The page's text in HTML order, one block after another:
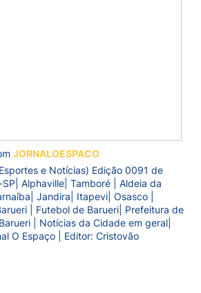
JORNALOESPACO
e Notícias) Edição 0091 de
Alphaville| Tamboré | Aldeia da
Jandira| Itapevi| Osasco |
| Futebol de Barueri| Prefeitura de
| Notícias da Cidade em geral|
O Espaço | Editor: Cristovão